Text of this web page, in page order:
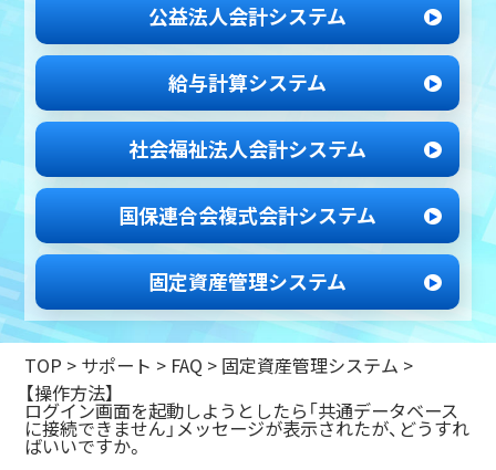
公益法人会計システム
給与計算システム
社会福祉法人会計システム
国保連合会複式会計システム
固定資産管理システム
TOP > サポート > FAQ > 固定資産管理システム >
【操作方法】
ログイン画面を起動しようとしたら「共通データベース
に接続できません」メッセージが表示されたが、どうすれ
ばいいですか。